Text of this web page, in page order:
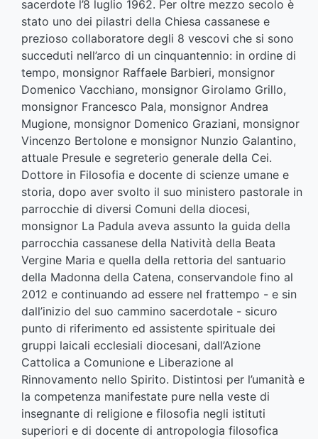
sacerdote l’8 luglio 1962. Per oltre mezzo secolo è
stato uno dei pilastri della Chiesa cassanese e
prezioso collaboratore degli 8 vescovi che si sono
succeduti nell’arco di un cinquantennio: in ordine di
tempo, monsignor Raffaele Barbieri, monsignor
Domenico Vacchiano, monsignor Girolamo Grillo,
monsignor Francesco Pala, monsignor Andrea
Mugione, monsignor Domenico Graziani, monsignor
Vincenzo Bertolone e monsignor Nunzio Galantino,
attuale Presule e segreterio generale della Cei.
Dottore in Filosofia e docente di scienze umane e
storia, dopo aver svolto il suo ministero pastorale in
parrocchie di diversi Comuni della diocesi,
monsignor La Padula aveva assunto la guida della
parrocchia cassanese della Natività della Beata
Vergine Maria e quella della rettoria del santuario
della Madonna della Catena, conservandole fino al
2012 e continuando ad essere nel frattempo - e sin
dall’inizio del suo cammino sacerdotale - sicuro
punto di riferimento ed assistente spirituale dei
gruppi laicali ecclesiali diocesani, dall’Azione
Cattolica a Comunione e Liberazione al
Rinnovamento nello Spirito. Distintosi per l’umanità e
la competenza manifestate pure nella veste di
insegnante di religione e filosofia negli istituti
superiori e di docente di antropologia filosofica